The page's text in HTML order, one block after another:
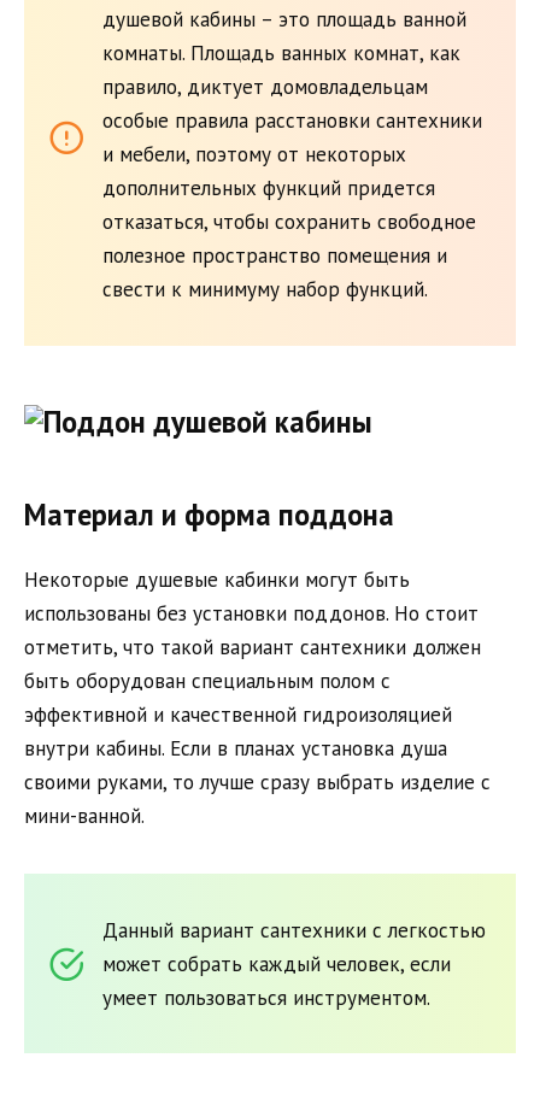
душевой кабины – это площадь ванной
комнаты. Площадь ванных комнат, как
правило, диктует домовладельцам
особые правила расстановки сантехники
и мебели, поэтому от некоторых
дополнительных функций придется
отказаться, чтобы сохранить свободное
полезное пространство помещения и
свести к минимуму набор функций.
Материал и форма поддона
Некоторые душевые кабинки могут быть
использованы без установки поддонов. Но стоит
отметить, что такой вариант сантехники должен
быть оборудован специальным полом с
эффективной и качественной гидроизоляцией
внутри кабины. Если в планах установка душа
своими руками, то лучше сразу выбрать изделие с
мини-ванной.
Данный вариант сантехники с легкостью
может собрать каждый человек, если
умеет пользоваться инструментом.